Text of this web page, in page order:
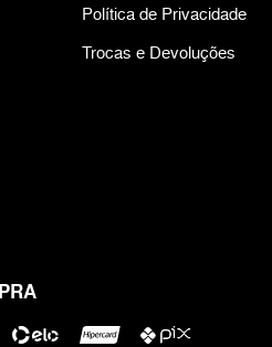
Política de Privacidade
Trocas e Devoluções